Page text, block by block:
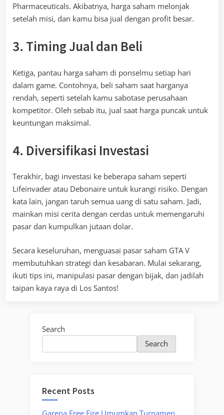
Pharmaceuticals. Akibatnya, harga saham melonjak
setelah misi, dan kamu bisa jual dengan profit besar.
3. Timing Jual dan Beli
Ketiga, pantau harga saham di ponselmu setiap hari
dalam game. Contohnya, beli saham saat harganya
rendah, seperti setelah kamu sabotase perusahaan
kompetitor. Oleh sebab itu, jual saat harga puncak untuk
keuntungan maksimal.
4. Diversifikasi Investasi
Terakhir, bagi investasi ke beberapa saham seperti
Lifeinvader atau Debonaire untuk kurangi risiko. Dengan
kata lain, jangan taruh semua uang di satu saham. Jadi,
mainkan misi cerita dengan cerdas untuk memengaruhi
pasar dan kumpulkan jutaan dolar.
Secara keseluruhan, menguasai pasar saham GTA V
membutuhkan strategi dan kesabaran. Mulai sekarang,
ikuti tips ini, manipulasi pasar dengan bijak, dan jadilah
taipan kaya raya di Los Santos!
Search
Search
Recent Posts